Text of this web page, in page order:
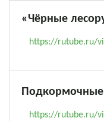
«Чёрные
https://rutube.ru/
https://rutube.ru/